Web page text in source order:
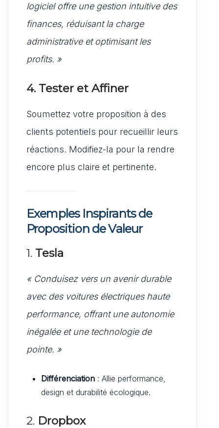
logiciel offre une gestion intuitive des
finances, réduisant la charge
administrative et optimisant les
profits. »
4. Tester et Affiner
Soumettez votre proposition à des
clients potentiels pour recueillir leurs
réactions. Modifiez-la pour la rendre
encore plus claire et pertinente.
Exemples Inspirants de
Proposition de Valeur
1. Tesla
« Conduisez vers un avenir durable
avec des voitures électriques haute
performance, offrant une autonomie
inégalée et une technologie de
pointe. »
Différenciation : Allie performance,
design et durabilité écologique.
2. Dropbox